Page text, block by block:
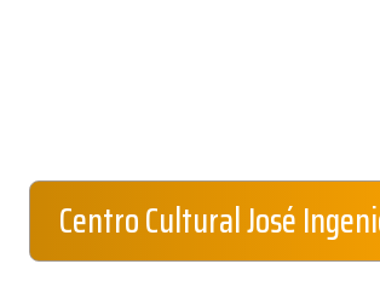
Centro Cultural José